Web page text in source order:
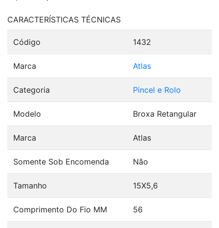
CARACTERÍSTICAS TÉCNICAS
Código 1432
Marca Atlas
Categoria Pincel e Rolo
Modelo Broxa Retangular
Marca Atlas
Somente Sob Encomenda Não
Tamanho 15X5,6
Comprimento Do Fio MM 56